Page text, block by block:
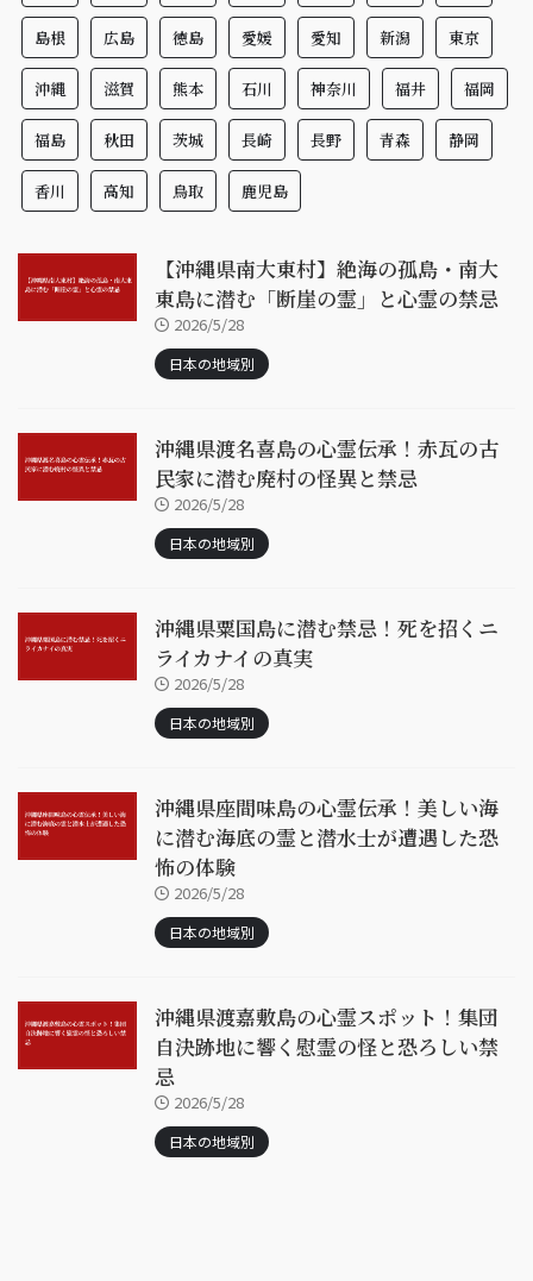
島根 広島 徳島 愛媛 愛知 新潟 東京
沖縄 滋賀 熊本 石川 神奈川 福井 福岡
福島 秋田 茨城 長崎 長野 青森 静岡
香川 高知 鳥取 鹿児島
【沖縄県南大東村】絶海の孤島・南大
東島に潜む「断崖の霊」と心霊の禁忌
2026/5/28
日本の地域別
沖縄県渡名喜島の心霊伝承！赤瓦の古
民家に潜む廃村の怪異と禁忌
2026/5/28
日本の地域別
沖縄県粟国島に潜む禁忌！死を招くニ
ライカナイの真実
2026/5/28
日本の地域別
沖縄県座間味島の心霊伝承！美しい海
に潜む海底の霊と潜水士が遭遇した恐
怖の体験
2026/5/28
日本の地域別
沖縄県渡嘉敷島の心霊スポット！集団
自決跡地に響く慰霊の怪と恐ろしい禁
忌
2026/5/28
日本の地域別